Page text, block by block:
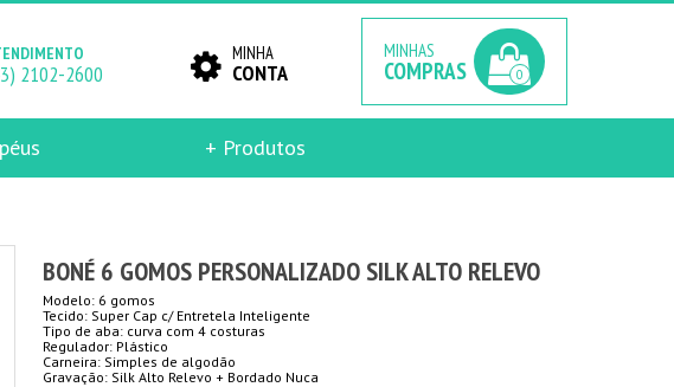
2102-2600
MINHA
CONTA 0
MINHAS
COMPRAS
+ Produtos
BONÉ 6 GOMOS PERSONALIZADO SILK ALTO RELEVO
Modelo: 6 gomos
Tecido: Super Cap c/ Entretela Inteligente
Tipo de aba: curva com 4 costuras
Regulador: Plástico
Carneira: Simples de algodão
Gravação: Silk Alto Relevo + Bordado Nuca